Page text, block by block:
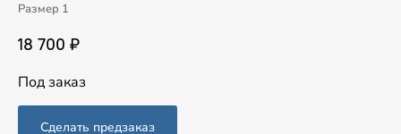
Размер 1
18 700 ₽
Под заказ